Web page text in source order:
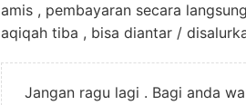
amis , pembayaran secara
aqiqah tiba , bisa diantar /
Jangan ragu lagi . Bagi anda